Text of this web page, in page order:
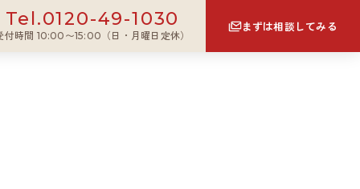
Tel.0120-49-1030
付時間 10:00〜15:00（日・月曜日定休）
まずは相談してみる